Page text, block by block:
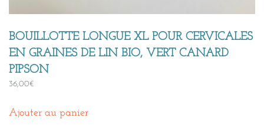
BOUILLOTTE LONGUE XL POUR CERVICALES
EN GRAINES DE LIN BIO, VERT CANARD
PIPSON
36,00€
Ajouter au panier